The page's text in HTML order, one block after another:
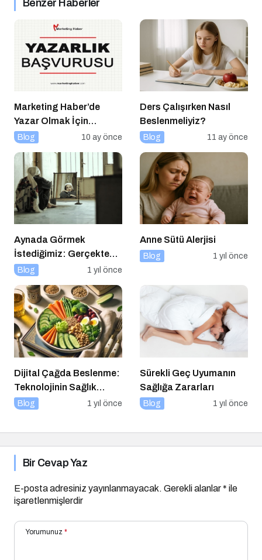
Benzer Haberler
Marketing Haber’de
Yazar Olmak İçin
Yazarlık Başvurusu
Blog 10 ay önce
Ders Çalışırken Nasıl
Beslenmeliyiz?
Blog 11 ay önce
Aynada Görmek
İstediğimiz: Gerçekten
Kimiz?
Blog 1 yıl önce
Anne Sütü Alerjisi
Blog 1 yıl önce
Dijital Çağda Beslenme:
Teknolojinin Sağlık
Üzerindeki Etkileri ve
Blog 1 yıl önce
Sürekli Geç Uyumanın
Sağlığa Zararları
Blog 1 yıl önce
Bir Cevap Yaz
E-posta adresiniz yayınlanmayacak. Gerekli alanlar* ile
işaretlenmişlerdir
Yorumunuz *